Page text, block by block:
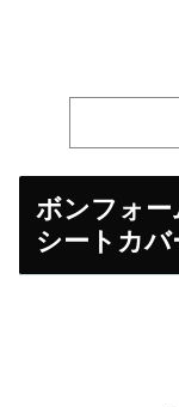
ボンフォ
シートカ